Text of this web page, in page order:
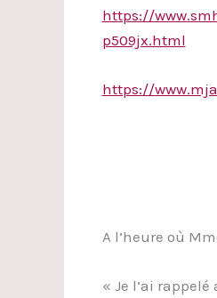
https://
p509jx.html
https://
A l’heure où
« Je l’ai